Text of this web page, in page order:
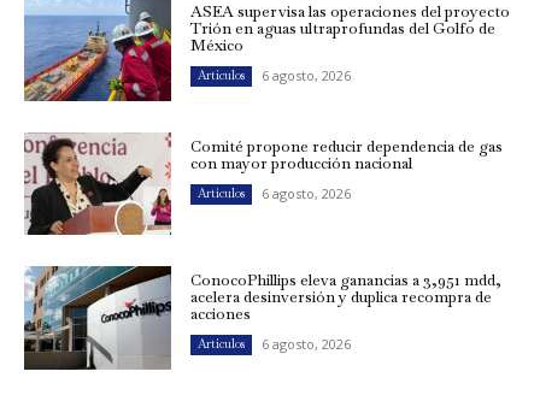
ASEA supervisa las operaciones del proyecto
Trión en aguas ultraprofundas del Golfo de
México
Artículos 6 agosto, 2026
Comité propone reducir dependencia de gas
con mayor producción nacional
Artículos 6 agosto, 2026
ConocoPhillips eleva ganancias a 3,951 mdd,
acelera desinversión y duplica recompra de
acciones
Artículos 6 agosto, 2026